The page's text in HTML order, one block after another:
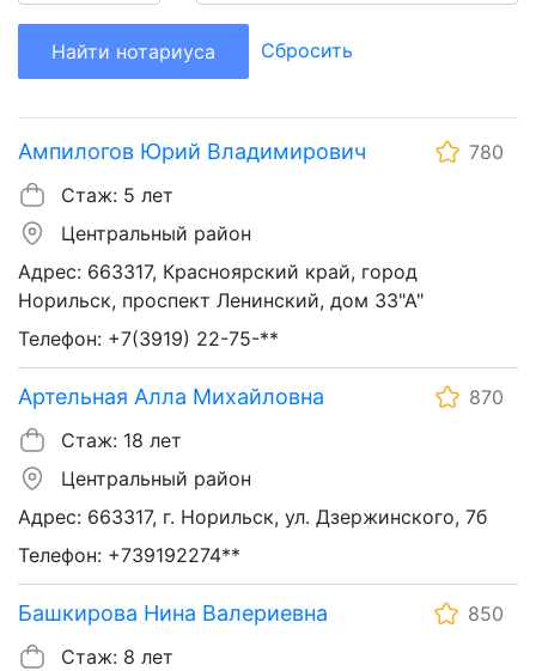
Найти нотариуса Сбросить
Ампилогов Юрий Владимирович
780
Стаж: 5 лет
Центральный район
Адрес: 663317, Красноярский край, город
Норильск, проспект Ленинский, дом 33"А"
Телефон: +7(3919) 22-75-**
Артельная Алла Михайловна
870
Стаж: 18 лет
Центральный район
Адрес: 663317, г. Норильск, ул. Дзержинского, 7б
Телефон: +739192274**
Башкирова Нина Валериевна
850
Стаж: 8 лет